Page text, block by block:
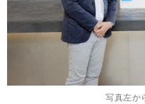
写真左か